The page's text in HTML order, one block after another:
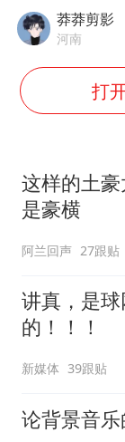
莽莽剪影
河南
打
这样的土
是豪横
阿兰回声 27跟贴
讲真，是
的！！！
新媒体 39跟贴
论背景音乐